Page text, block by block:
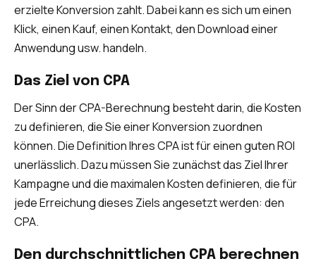
erzielte Konversion zahlt. Dabei kann es sich um einen
Klick, einen Kauf, einen Kontakt, den Download einer
Anwendung usw. handeln.
Das Ziel von CPA
Der Sinn der CPA-Berechnung besteht darin, die Kosten
zu definieren, die Sie einer Konversion zuordnen
können. Die Definition Ihres CPA ist für einen guten ROI
unerlässlich. Dazu müssen Sie zunächst das Ziel Ihrer
Kampagne und die maximalen Kosten definieren, die für
jede Erreichung dieses Ziels angesetzt werden: den
CPA.
Den durchschnittlichen CPA berechnen